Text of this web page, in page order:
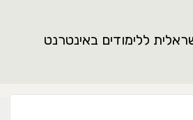
ללימודים באינטרנט